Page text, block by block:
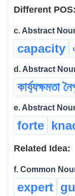
Different POS:
c. Abstract
capacity
d. Abstract
কাৰ্য্যক্ষমতা
e. Abstract
forte
Related Idea:
f. Common
expert